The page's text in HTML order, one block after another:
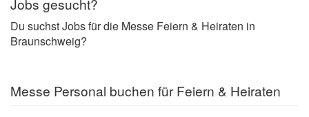
Du suchst Jobs für die Messe Feiern & Heiraten in
Braunschweig?
Messe Personal buchen für Feiern & Heiraten